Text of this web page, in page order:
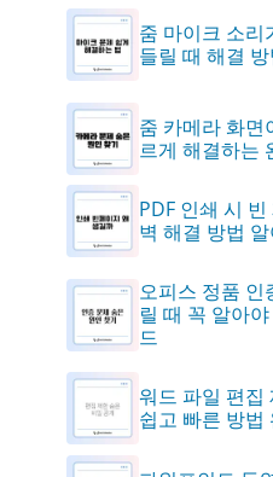
줌 마이크 소리
들릴 때 해결
줌 카메라 화면
르게 해결하는
PDF 인쇄 시
벽 해결 방법
오피스 정품 인
릴 때 꼭 알아
드
워드 파일 편집
쉽고 빠른 방법